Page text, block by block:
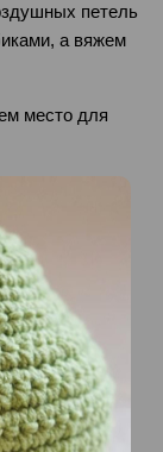
петель
а вяжем
место для